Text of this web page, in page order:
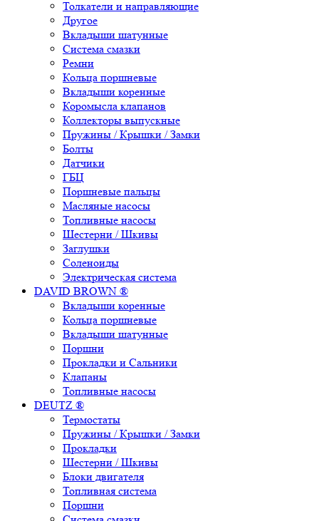
Толкатели и направляющие
Другое
Вкладыши шатунные
Система смазки
Ремни
Кольца поршневые
Вкладыши коренные
Коромысла клапанов
Коллекторы выпускные
Пружины / Крышки / Замки
Болты
Датчики
ГБЦ
Поршневые пальцы
Масляные насосы
Топливные насосы
Шестерни / Шкивы
Заглушки
Соленоиды
Электрическая система
DAVID BROWN ®
Вкладыши коренные
Кольца поршневые
Вкладыши шатунные
Поршни
Прокладки и Сальники
Клапаны
Топливные насосы
DEUTZ ®
Термостаты
Пружины / Крышки / Замки
Прокладки
Шестерни / Шкивы
Блоки двигателя
Топливная система
Поршни